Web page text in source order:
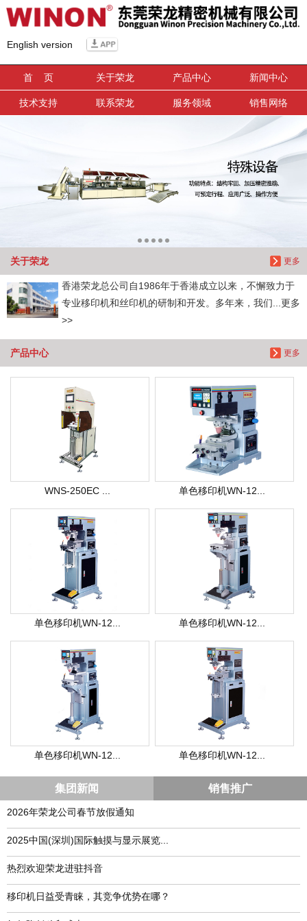
English version
首 页 关于荣龙 产品中心 新闻中心
技术支持 联系荣龙 服务领域 销售网络
更多
关于荣龙
香港荣龙总公司自1986年于香港成立以来，不懈致力于
专业移印机和丝印机的研制和开发。多年来，我们...更多
>>
更多
产品中心
WNS-250EC ... 单色移印机WN-12...
单色移印机WN-12... 单色移印机WN-12...
单色移印机WN-12... 单色移印机WN-12...
集团新闻 销售推广
2026年荣龙公司春节放假通知
​2025中国(深圳)国际触摸与显示展览...
热烈欢迎荣龙进驻抖音
移印机日益受青睐，其竞争优势在哪？
信息搜索
搜索